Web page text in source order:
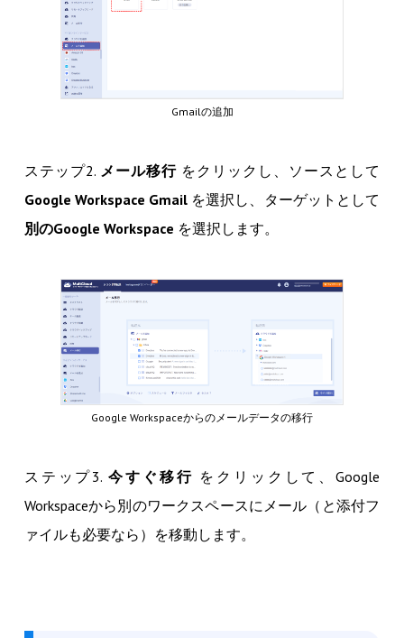
Gmailの追加
ステップ2. メール移行 をクリックし、ソースとして
Google Workspace Gmail を選択し、ターゲットとして
別のGoogle Workspace を選択します。
Google Workspaceからのメールデータの移行
ステップ3.今すぐ移行 をクリックして、Google
Workspaceから別のワークスペースにメール（と添付フ
ァイルも必要なら）を移動します。